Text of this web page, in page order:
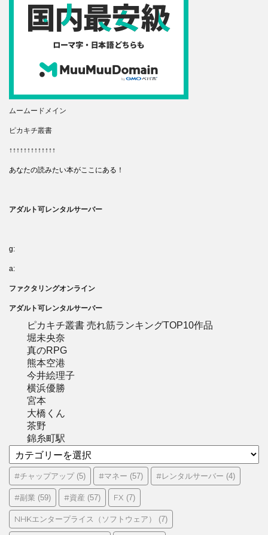
ムームードメイン
ピカキチ叢書
↑↑↑↑↑↑↑↑↑↑↑↑↑
あなたの読みたい本がここにある！
アダルト可レンタルサーバー
g:
a:
ファクタリングオンライン
アダルト可レンタルサーバー
ピカキチ叢書 売れ筋ランキングTOP10作品
堀未央奈
真のRPG
熊本空港
今井絵理子
横浜優勝
宮本
大橋くん
茶野
錦糸町駅
テ
ゴ
リ
ー
#チャップアップ(5) #マネー (57) #レンタルサーバー (4)
#副業 (59) #資産 (57) FX (7)
NHKエンタープライス（ソフトウェア） (7)